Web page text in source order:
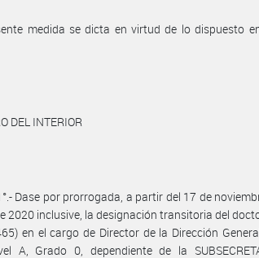
medida se dicta en virtud de lo dispuesto
DEL INTERIOR
Dase por prorrogada, a partir del 17 de
2020 inclusive, la designación transitoria del
en el cargo de Director de la Dirección
A, Grado 0, dependiente de la